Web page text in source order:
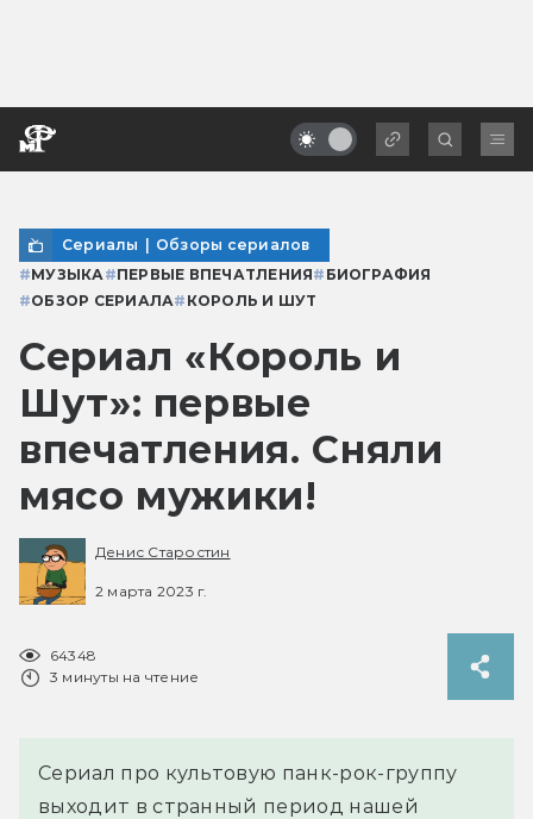
Сериалы | Обзоры сериалов
#МУЗЫКА #ПЕРВЫЕ ВПЕЧАТЛЕНИЯ# БИОГРАФИЯ
#ОБЗОР СЕРИАЛА# КОРОЛЬ И ШУТ
Сериал «Король и
Шут»: первые
впечатления. Сняли
мясо мужики!
Денис Старостин
2 марта 2023 г.
64348
3 минуты на чтение
Сериал про культовую панк-рок-группу
выходит в странный период нашей